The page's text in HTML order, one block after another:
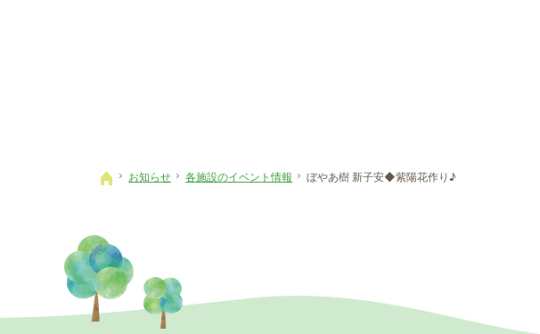
ホーム
お知らせ 各施設のイベント情報 ぼやあ樹 新子安◆紫陽花作り♪